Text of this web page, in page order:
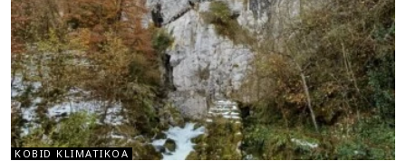
KOBID KLIMATIKOA